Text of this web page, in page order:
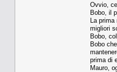
Ovvio,
Bobo, il
La
migliori
Bobo,
Bobo
prima di
Mauro,